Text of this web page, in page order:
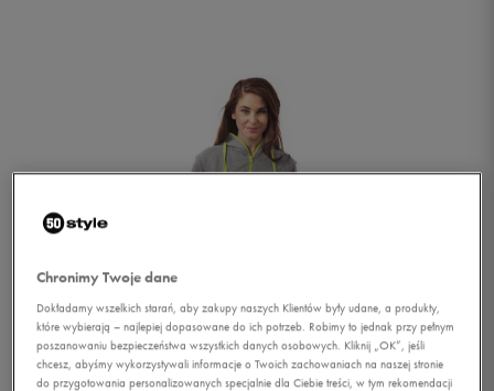
Chronimy Twoje dane
Dokładamy wszelkich starań, aby zakupy naszych Klientów były udane, a produkty,
które wybierają – najlepiej dopasowane do ich potrzeb. Robimy to jednak przy pełnym
poszanowaniu bezpieczeństwa wszystkich danych osobowych. Kliknij „OK”, jeśli
chcesz, abyśmy wykorzystywali informacje o Twoich zachowaniach na naszej stronie
do przygotowania personalizowanych specjalnie dla Ciebie treści, w tym rekomendacji